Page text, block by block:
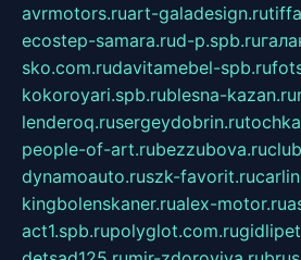
avrmotors.ruart-galadesign.ru
ecostep-samara.rud-p.spb.ru
sko.com.rudavitamebel-spb.ru
kokoroyari.spb.rublesna-kazan.ru
lenderoq.rusergeydobrin.ru
people-of-art.rubezzubova.ru
dynamoauto.ruszk-favorit.ru
kingbolenskaner.rualex-motor.ru
act1.spb.rupolyglot.com.ru